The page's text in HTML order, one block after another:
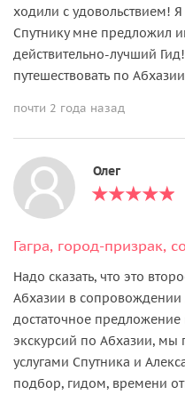
ходили с удовольствием!
Спутнику мне предложил
действительно-лучший
путешествовать по
почти 2 года назад
Олег
Надо сказать, что это
Абхазии в сопровождении
достаточное
экскурсий по Абхазии, мы
услугами Спутника и
подбор, гидом, времени